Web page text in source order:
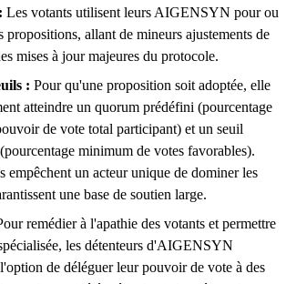
Les votants utilisent leurs AIGENSYN pour ou
propositions, allant de mineurs ajustements de
mises à jour majeures du protocole.
: Pour qu'une proposition soit adoptée, elle
atteindre un quorum prédéfini (pourcentage
de vote total participant) et un seuil
minimum de votes favorables).
empêchent un acteur unique de dominer les
une base de soutien large.
remédier à l'apathie des votants et permettre
les détenteurs d'AIGENSYN
de déléguer leur pouvoir de vote à des